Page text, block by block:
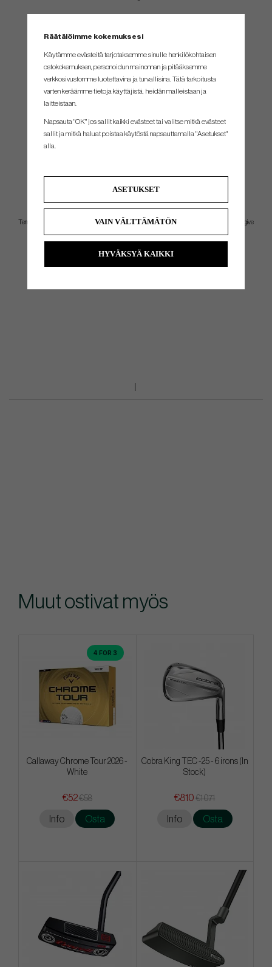
NEXT LEVEL TOUR TRUSTED COMPENSATED DISTANCES
Temperature and altitude have been added to Bushnell Golf’s patented Slope technology to give
golfers the most precise compensated distances ever.
Muut ostivat myös
4 FOR 3
Callaway Chrome Tour 2026 -
White
€52€58
Info Osta
Cobra King TEC -25 - 6 irons (In
Stock)
€810 €1 071
Info Osta
Räätälöimme kokemuksesi
Käytämme evästeitä tarjotaksemme sinulle henkilökohtaisen
ostokokemuksen, personoidun mainonnan ja pitääksemme
verkkosivustomme luotettavina ja turvallisina. Tätä tarkoitusta
varten keräämme tietoja käyttäjistä, heidän malleistaan ​​ja
laitteistaan.
Napsauta "OK" jos sallit kaikki evästeet tai valitse mitkä evästeet
sallit ja mitkä haluat poistaa käytöstä napsauttamalla "Asetukset"
alla.
ASETUKSET
VAIN VÄLTTÄMÄTÖN
HYVÄKSYÄ KAIKKI